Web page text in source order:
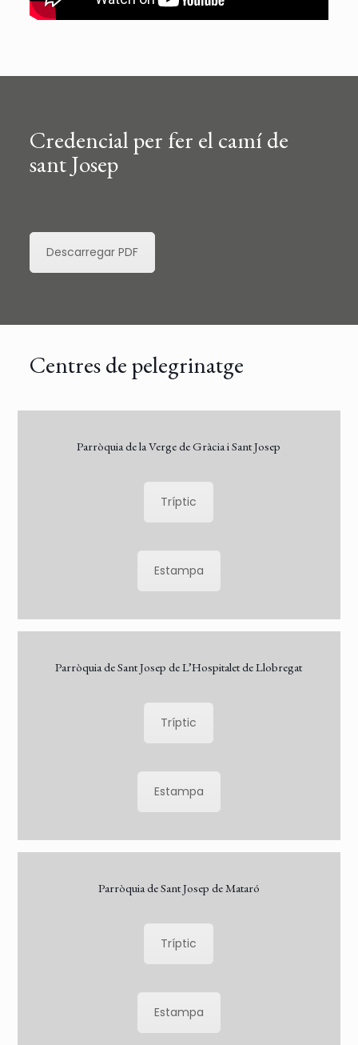
Credencial per fer el camí de
sant Josep
Descarregar PDF
Centres de pelegrinatge
Parròquia de la Verge de Gràcia i Sant Josep
Tríptic
Estampa
Parròquia de Sant Josep de L’Hospitalet de Llobregat
Tríptic
Estampa
Parròquia de Sant Josep de Mataró
Tríptic
Estampa